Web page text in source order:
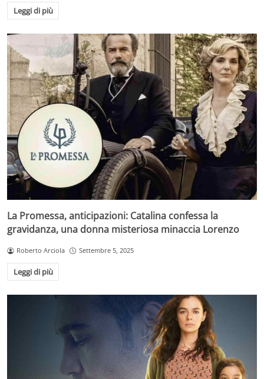
Leggi di più
La Promessa, anticipazioni: Catalina confessa la
gravidanza, una donna misteriosa minaccia Lorenzo
Roberto Arciola Settembre 5, 2025
Leggi di più